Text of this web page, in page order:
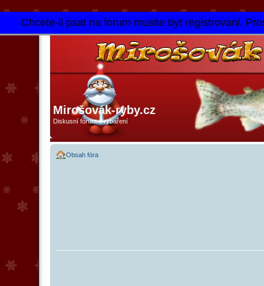
Chcete-li psat na forum musite byt registrovani.
Mirošovák-ryby.cz
Diskusní fórum o rybaření
Obsah fóra